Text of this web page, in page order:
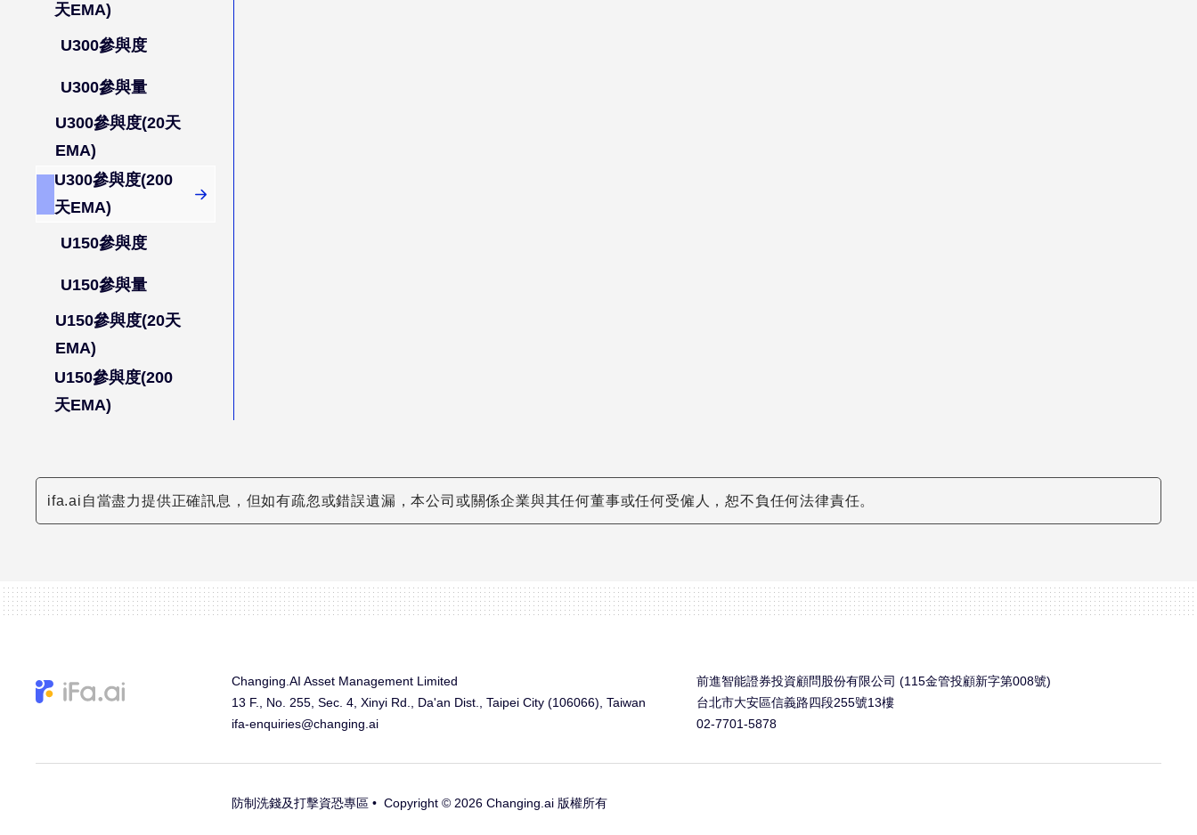
天EMA)
U300參與度
U300參與量
U300參與度(20天
EMA)
U300參與度(200
天EMA)
U150參與度
U150參與量
U150參與度(20天
EMA)
U150參與度(200
天EMA)
ifa.ai自當盡力提供正確訊息，但如有疏忽或錯誤遺漏，本公司或關係企業與其任何董事或任何受僱人，恕不負任何法律責任。
Changing.AI Asset Management Limited
前進智能證券投資顧問股份有限公司 (115金管投顧新字第008號)
13 F., No. 255, Sec. 4, Xinyi Rd., Da'an Dist., Taipei City (106066), Taiwan
台北市大安區信義路四段255號13樓
ifa-enquiries@changing.ai
02-7701-5878
防制洗錢及打擊資恐專區 • Copyright © 2026 Changing.ai 版權所有